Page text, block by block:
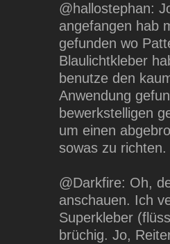
@hallostephan:
angefangen hab
gefunden wo
Blaulichtkleber
benutze den
Anwendung
bewerkstelligen
um einen
sowas zu richten.
@Darkfire: Oh,
anschauen. Ich
Superkleber
brüchig. Jo,